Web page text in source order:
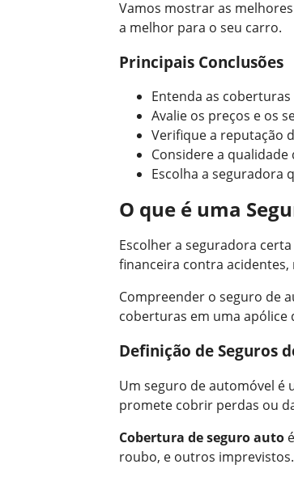
Vamos mostrar as melhores
a melhor para o seu carro.
Principais Conclusões
Entenda as
Avalie os preços e os
Verifique a reputação
Considere a
Escolha a seguradora
O que é uma
Escolher a seguradora
financeira contra
Compreender o seguro de
coberturas em uma apólice
Definição de Seguros
Um seguro de automóvel é
promete cobrir perdas ou
Cobertura de seguro auto
roubo, e outros imprevistos.